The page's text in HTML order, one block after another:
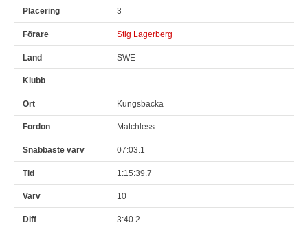
3
Stig Lagerberg
SWE
Kungsbacka
Matchless
07:03.1
1:15:39.7
10
3:40.2